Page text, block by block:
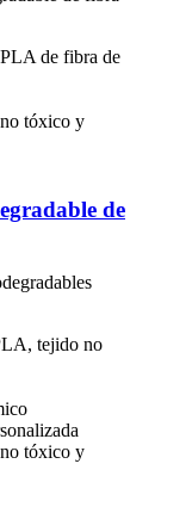
de fibra de
tóxico y
de
tejido no
tóxico y